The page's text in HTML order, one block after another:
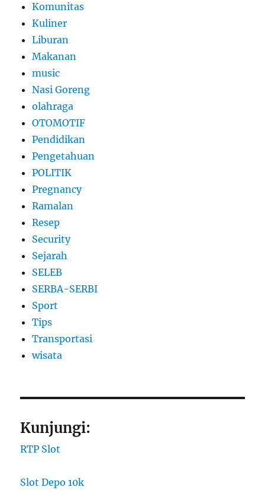
Komunitas
Kuliner
Liburan
Makanan
music
Nasi Goreng
olahraga
OTOMOTIF
Pendidikan
Pengetahuan
POLITIK
Pregnancy
Ramalan
Resep
Security
Sejarah
SELEB
SERBA-SERBI
Sport
Tips
Transportasi
wisata
Kunjungi:
RTP Slot
Slot Depo 10k